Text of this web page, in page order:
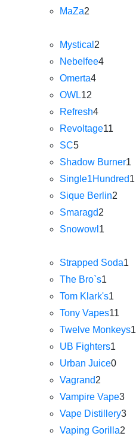
MaZa2
Mystical 2
Nebelfee4
Omerta4
OWL12
Refresh4
Revoltage11
SC5
Shadow Burner1
Single1Hundred1
Sique Berlin2
Smaragd2
Snowowl 1
Strapped Soda1
The Bro`s1
Tom Klark's1
Tony Vapes11
Twelve Monkeys1
UB Fighters1
Urban Juice0
Vagrand2
Vampire Vape3
Vape Distillery3
Vaping Gorilla2